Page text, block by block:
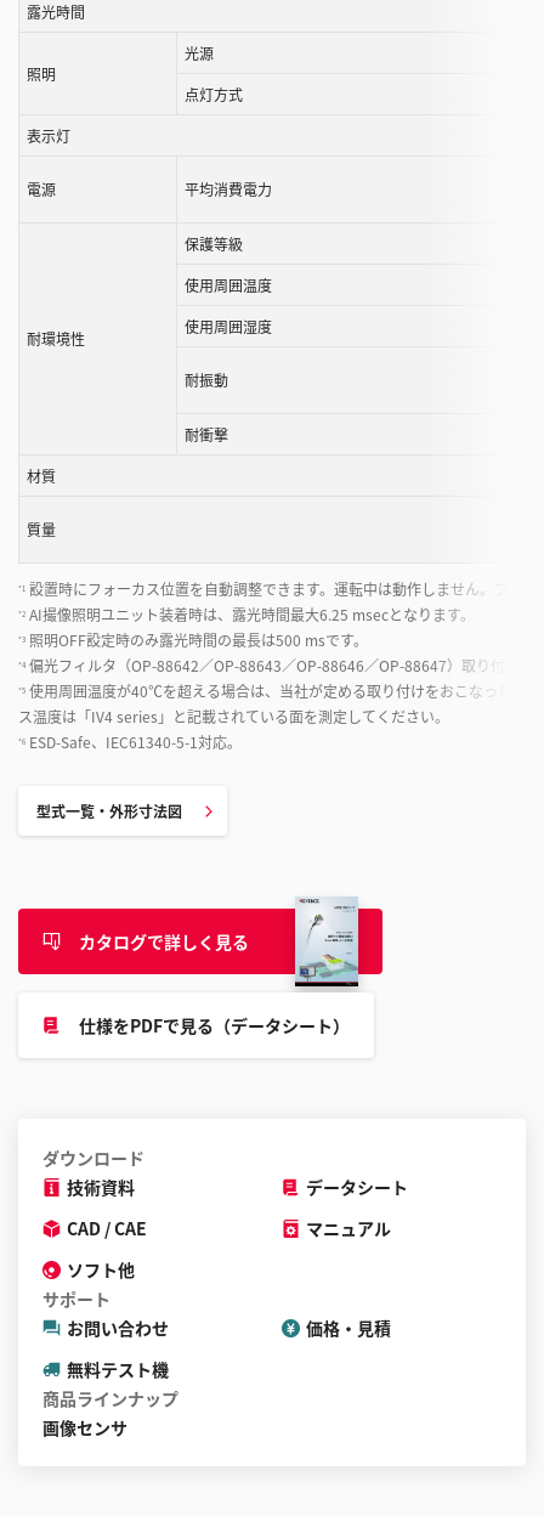
露光時間
照明
光源
点灯方式
表示灯
電源 平均消費電力
耐環境性
保護等級
使用周囲温度
使用周囲湿度
耐振動
耐衝撃
材質
質量
*1 設置時にフォーカス位置を自動調整できます。運転中は動作しません。プロ
*2 AI撮像照明ユニット装着時は、露光時間最大6.25 msecとなります。
*3 照明OFF設定時のみ露光時間の最長は500 msです。
*4 偏光フィルタ（OP-88642／OP-88643／OP-88646／OP-88647）取り付け時
*5 使用周囲温度が40℃を超える場合は、当社が定める取り付けをおこなったう
ス温度は「IV4 series」と記載されている面を測定してください。
*6 ESD-Safe、IEC61340-5-1対応。
型式一覧・外形寸法図
カタログで詳しく見る
仕様をPDFで見る（データシート）
ダウンロード
技術資料
データシート
CAD / CAE
マニュアル
ソフト他
サポート
お問い合わせ
価格・見積
無料テスト機
商品ラインナップ
画像センサ